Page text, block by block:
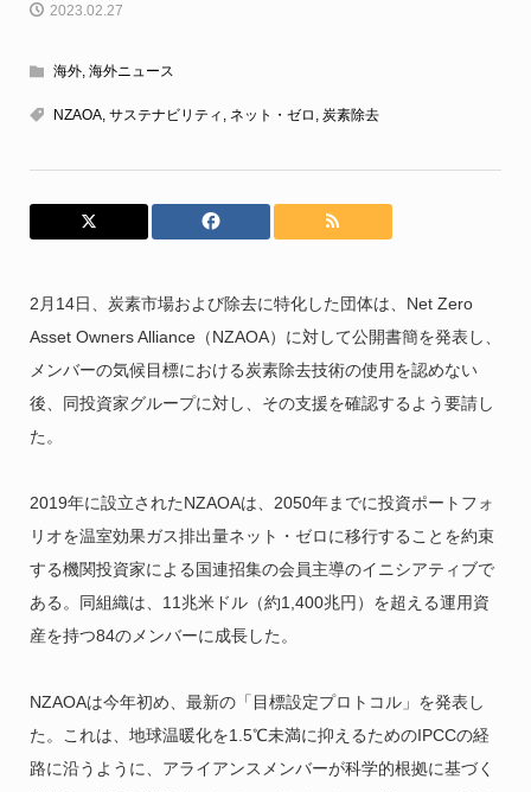
2023.02.27
海外, 海外ニュース
NZAOA, サステナビリティ , ネット・ゼロ , 炭素除去
2月14日、炭素市場および除去に特化した団体は、Net Zero
Asset Owners Alliance（NZAOA）に対して公開書簡を発表し、
メンバーの気候目標における炭素除去技術の使用を認めない
後、同投資家グループに対し、その支援を確認するよう要請し
た。
2019年に設立されたNZAOAは、2050年までに投資ポートフォ
リオを温室効果ガス排出量ネット・ゼロに移行することを約束
する機関投資家による国連招集の会員主導のイニシアティブで
ある。同組織は、11兆米ドル（約1,400兆円）を超える運用資
産を持つ84のメンバーに成長した。
NZAOAは今年初め、最新の「目標設定プロトコル」を発表し
た。これは、地球温暖化を1.5℃未満に抑えるためのIPCCの経
路に沿うように、アライアンスメンバーが科学的根拠に基づく